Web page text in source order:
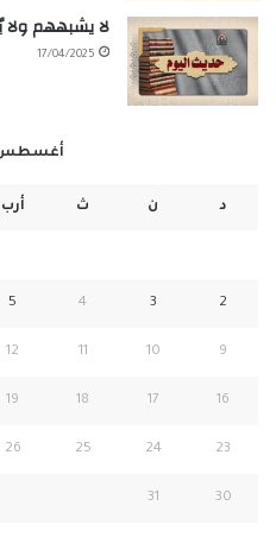
لا يشبههم
17/04/2025
أغسطس
د ن ث أرب
2
3
4
5
9
10
11
12
16
17
18
19
23
24
25
26
30
31